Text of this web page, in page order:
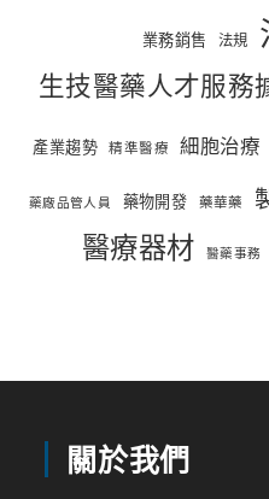
業務銷售 法規
生技醫藥人才服務
產業趨勢 精準醫療 細胞治療
藥廠品管人員 藥物開發 藥華藥
醫療器材 醫藥事務
關於我們